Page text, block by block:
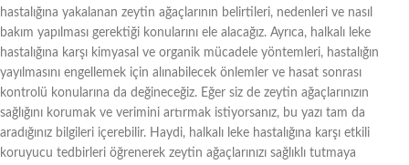
hastalığına yakalanan zeytin ağaçlarının belirtileri, nedenleri ve nasıl
bakım yapılması gerektiği konularını ele alacağız. Ayrıca, halkalı leke
hastalığına karşı kimyasal ve organik mücadele yöntemleri, hastalığın
yayılmasını engellemek için alınabilecek önlemler ve hasat sonrası
kontrolü konularına da değineceğiz. Eğer siz de zeytin ağaçlarınızın
sağlığını korumak ve verimini artırmak istiyorsanız, bu yazı tam da
aradığınız bilgileri içerebilir. Haydi, halkalı leke hastalığına karşı etkili
koruyucu tedbirleri öğrenerek zeytin ağaçlarınızı sağlıklı tutmaya